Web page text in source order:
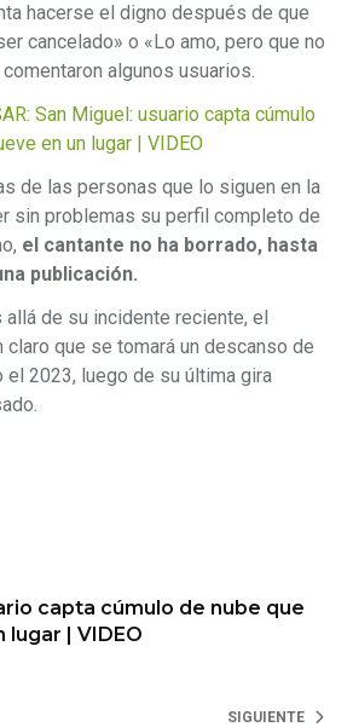
hacerse el digno después de que
cancelado» o «Lo amo, pero que no
algunos usuarios.
San Miguel: usuario capta cúmulo
en un lugar | VIDEO
de las personas que lo siguen en la
sin problemas su perfil completo de
el cantante no ha borrado, hasta
publicación.
allá de su incidente reciente, el
claro que se tomará un descanso de
2023, luego de su última gira
capta cúmulo de nube que
lugar | VIDEO
SIGUIENTE